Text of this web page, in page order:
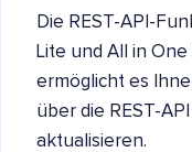
Die REST-API-
Lite und All in
ermöglicht es
über die REST-
aktualisieren.